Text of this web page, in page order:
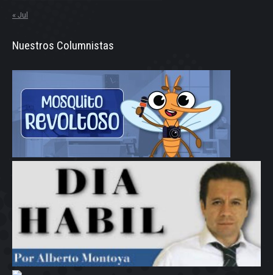
« Jul
Nuestros Columnistas